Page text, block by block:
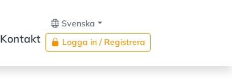
Kontakt
Svenska
Logga in / Registrera